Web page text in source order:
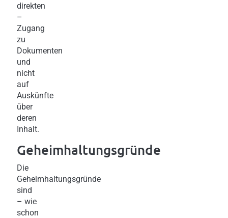
direkten
–
Zugang
zu
Dokumenten
und
nicht
auf
Auskünfte
über
deren
Inhalt.
Geheimhaltungsgründe
Die
Geheimhaltungsgründe
sind
– wie
schon